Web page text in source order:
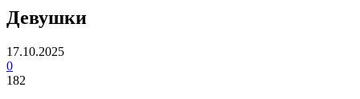
Девушки
17.10.2025
0
182